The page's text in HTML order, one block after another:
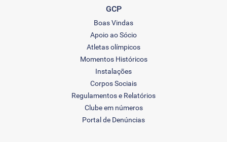
GCP
Boas Vindas
Apoio ao Sócio
Atletas olímpicos
Momentos Históricos
Instalações
Corpos Sociais
Regulamentos e Relatórios
Clube em números
Portal de Denúncias